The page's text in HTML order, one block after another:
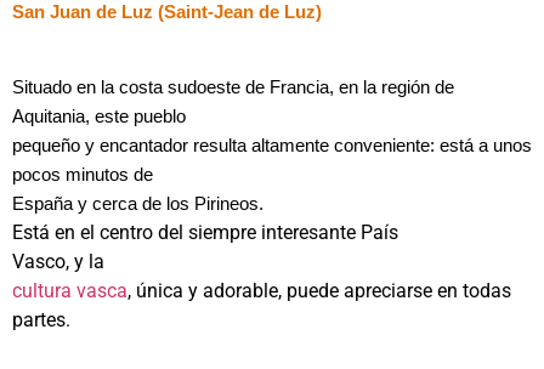
San Juan de Luz (Saint-Jean de Luz)
Situado en la costa sudoeste de Francia, en la región de
Aquitania, este pueblo
pequeño y encantador resulta altamente conveniente: está a unos
pocos minutos de
España y cerca de los Pirineos.
Está en el centro del siempre interesante País
Vasco, y la
cultura vasca, única y adorable, puede apreciarse en todas
partes.